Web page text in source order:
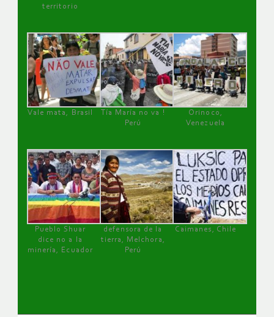
territorio
Vale mata, Brasil
Tía María no va !
Perú
Orinoco,
Venezuela
Pueblo Shuar
dice no a la
minería, Ecuador
defensora de la
tierra, Melchora,
Perú
Caimanes, Chile